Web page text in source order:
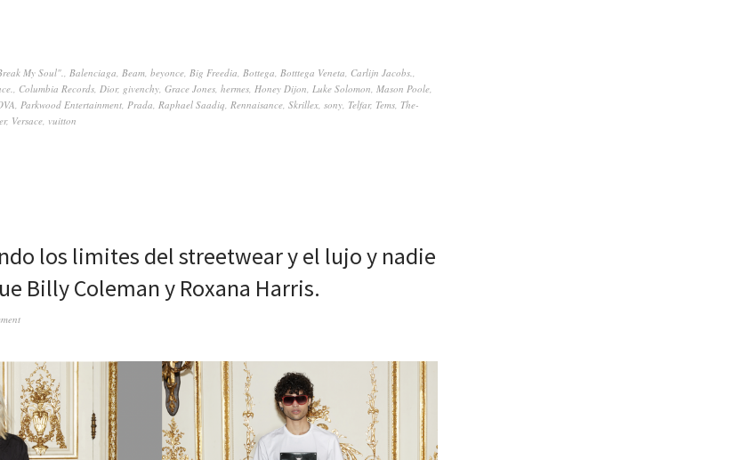
My Soul"., Balenciaga, Beam, beyonce, Big Freedia, Bottega, Botttega Veneta, Carlijn Jacobs.,
, Columbia Records, Dior, givenchy, Grace Jones, hermes, Honey Dijon, Luke Solomon, Mason Poole,
, Parkwood Entertainment, Prada, Raphael Saadiq, Rennaisance, Skrillex, sony, Telfar, Tems, The-
, Versace, vuitton
los limites del streetwear y el lujo y nadie
Billy Coleman y Roxana Harris.